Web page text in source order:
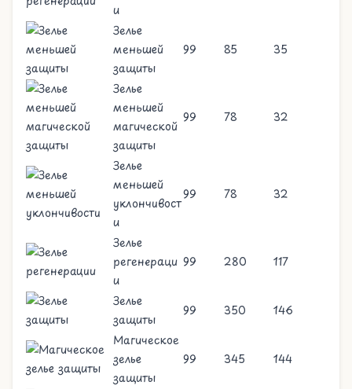
и
Зелье
меньшей
защиты
99 85 35
Зелье
меньшей
магической
защиты
99 78 32
Зелье
меньшей
уклончивост
и
99 78 32
Зелье
регенераци
и
99 280 117
Зелье
защиты
99 350
146
Магическое
зелье
защиты
99 345 144